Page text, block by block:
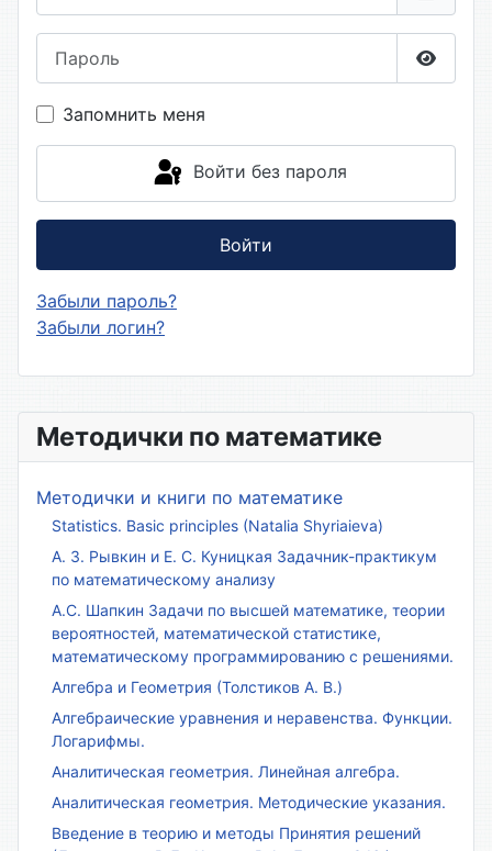
Методички по математике
Методички и книги по математике
Statistics. Basic principles (Natalia Shyriaieva)
А. З. Рывкин и Е. С. Куницкая Задачник-практикум
по математическому анализу
А.С. Шапкин Задачи по высшей математике, теории
вероятностей, математической статистике,
математическому программированию с решениями.
Алгебра и Геометрия (Толстиков А. В.)
Алгебраические уравнения и неравенства. Функции.
Логарифмы.
Аналитическая геометрия. Линейная алгебра.
Аналитическая геометрия. Методические указания.
Введение в теорию и методы Принятия решений
Запомнить меня
Войти без пароля
Войти
Забыли пароль?
Забыли логин?